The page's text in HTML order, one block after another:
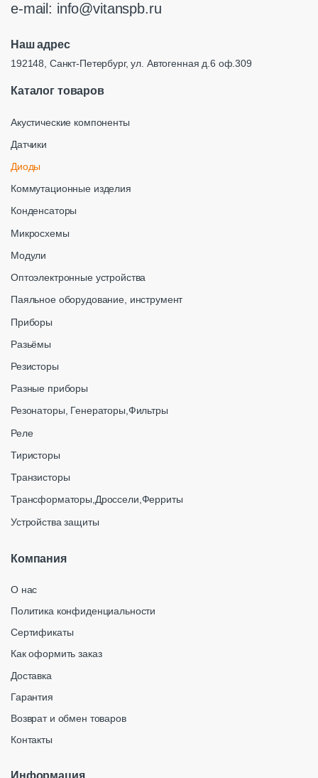
e-mail: info@vitanspb.ru
Наш адрес
192148, Санкт-Петербург, ул. Автогенная д.6 оф.309
Каталог товаров
Акустические компоненты
Датчики
Диоды
Коммутационные изделия
Конденсаторы
Микросхемы
Модули
Оптоэлектронные устройства
Паяльное оборудование, инструмент
Приборы
Разьёмы
Резисторы
Разные приборы
Резонаторы, Генераторы,Фильтры
Реле
Тиристоры
Транзисторы
Трансформаторы,Дроссели,Ферриты
Устройства защиты
Компания
О нас
Политика конфиденциальности
Сертификаты
Как оформить заказ
Доставка
Гарантия
Возврат и обмен товаров
Контакты